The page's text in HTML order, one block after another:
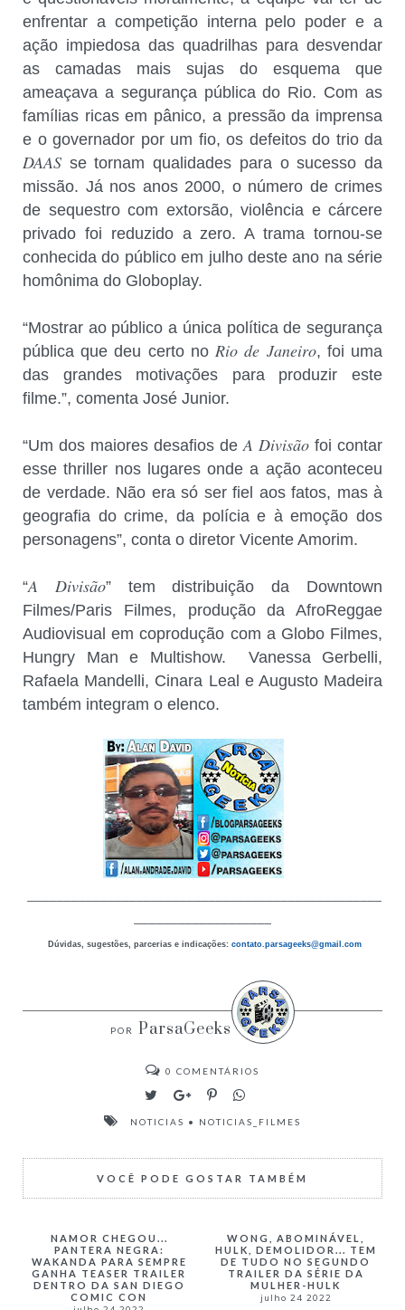
enfrentar a competição interna pelo poder e a
ação impiedosa das quadrilhas para desvendar
as camadas mais sujas do esquema que
ameaçava a segurança pública do Rio. Com as
famílias ricas em pânico, a pressão da imprensa
e o governador por um fio, os defeitos do trio da
DAAS se tornam qualidades para o sucesso da
missão. Já nos anos 2000, o número de crimes
de sequestro com extorsão, violência e cárcere
privado foi reduzido a zero. A trama tornou-se
conhecida do público em julho deste ano na série
homônima do Globoplay.
“Mostrar ao público a única política de segurança
pública que deu certo no Rio de Janeiro, foi uma
das grandes motivações para produzir este
filme.”, comenta José Junior.
“Um dos maiores desafios de A Divisão foi contar
esse thriller nos lugares onde a ação aconteceu
de verdade. Não era só ser fiel aos fatos, mas à
geografia do crime, da polícia e à emoção dos
personagens”, conta o diretor Vicente Amorim.
“A Divisão” tem distribuição da Downtown
Filmes/Paris Filmes, produção da AfroReggae
Audiovisual em coprodução com a Globo Filmes,
Hungry Man e Multishow. Vanessa Gerbelli,
Rafaela Mandelli, Cinara Leal e Augusto Madeira
também integram o elenco.
Dúvidas, sugestões, parcerias e indicações: contato.parsageeks@gmail.com
ParsaGeeks
0 COMENTÁRIOS
NOTICIAS • NOTICIAS_FILMES
VOCÊ PODE GOSTAR TAMBÉM
NAMOR CHEGOU...
PANTERA NEGRA:
WAKANDA PARA SEMPRE
GANHA TEASER TRAILER
DENTRO DA SAN DIEGO
COMIC CON
WONG, ABOMINÁVEL,
HULK, DEMOLIDOR... TEM
DE TUDO NO SEGUNDO
TRAILER DA SÉRIE DA
MULHER-HULK
julho 24 2022